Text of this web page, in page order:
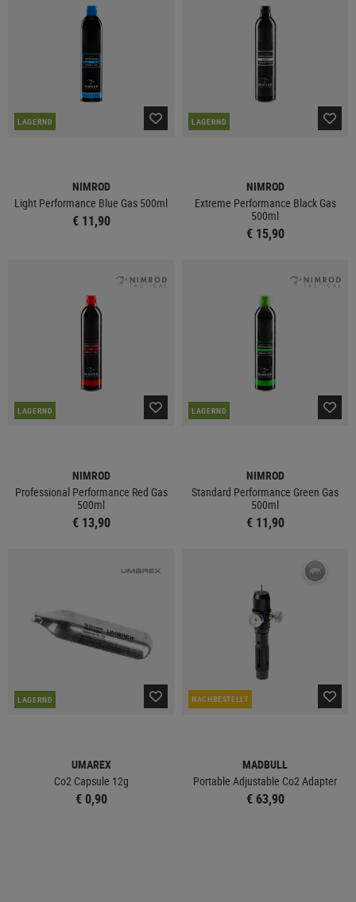
LAGERND
NIMROD
Light Performance Blue Gas 500ml
€ 11,90
LAGERND
NIMROD
Extreme Performance Black Gas
500ml
€ 15,90
LAGERND
NIMROD
Professional Performance Red Gas
500ml
€ 13,90
LAGERND
NIMROD
Standard Performance Green Gas
500ml
€ 11,90
LAGERND
UMAREX
Co2 Capsule 12g
€ 0,90
NACHBESTELLT
MADBULL
Portable Adjustable Co2 Adapter
€ 63,90